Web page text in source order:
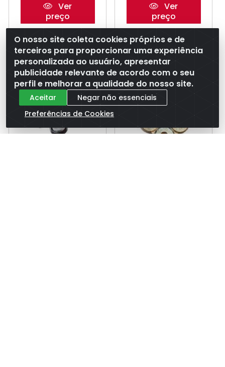
Ver
preço
Ver
preço
O nosso site coleta cookies próprios e de
terceiros para proporcionar uma experiência
personalizada ao usuário, apresentar
publicidade relevante de acordo com o seu
perfil e melhorar a qualidade do nosso site.
Aceitar
Negar não essenciais
Preferências de Cookies